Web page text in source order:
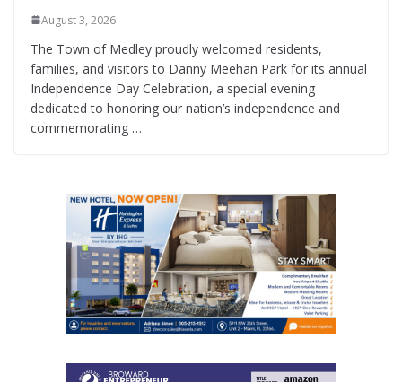
August 3, 2026
The Town of Medley proudly welcomed residents,
families, and visitors to Danny Meehan Park for its annual
Independence Day Celebration, a special evening
dedicated to honoring our nation’s independence and
commemorating …